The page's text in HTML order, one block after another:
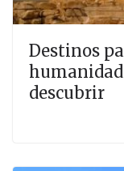
Destinos
descubrir